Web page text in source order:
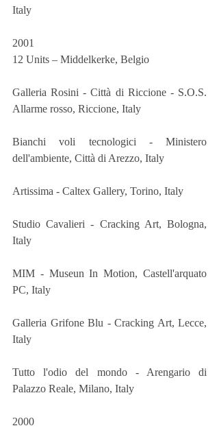
Italy
2001
12 Units – Middelkerke, Belgio
Galleria Rosini - Città di Riccione - S.O.S.
Allarme rosso, Riccione, Italy
Bianchi voli tecnologici - Ministero
dell'ambiente, Città di Arezzo, Italy
Artissima - Caltex Gallery, Torino, Italy
Studio Cavalieri - Cracking Art, Bologna,
Italy
MIM - Museun In Motion, Castell'arquato
PC, Italy
Galleria Grifone Blu - Cracking Art, Lecce,
Italy
Tutto l'odio del mondo - Arengario di
Palazzo Reale, Milano, Italy
2000